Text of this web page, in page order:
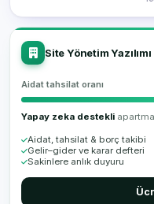
Site Yönetim Yazılımı
Aidat tahsilat oranı
Yapay zeka destekli
Aidat, tahsilat & borç takibi
Gelir–gider ve karar defteri
Sakinlere anlık duyuru